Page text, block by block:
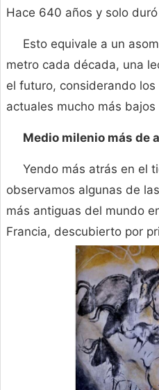
Hace 640 años y solo
Esto equivale a un
metro cada década, una
el futuro, considerando
actuales mucho más
Medio milenio más de
Yendo más atrás en el
observamos algunas de
más antiguas del mundo
Francia, descubierto por